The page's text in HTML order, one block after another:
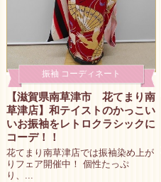
振袖 コーディネート
【滋賀県南草津市 花てまり南
草津店】和テイストのかっこい
いお振袖をレトロクラシックに
コーデ！！
花てまり南草津店では振袖染め上が
りフェア開催中！ 個性たっぷ
り、...